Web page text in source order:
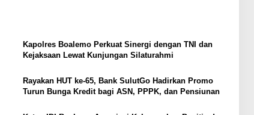
Kapolres Boalemo Perkuat Sinergi dengan TNI dan
Kejaksaan Lewat Kunjungan Silaturahmi
Rayakan HUT ke-65, Bank SulutGo Hadirkan Promo
Turun Bunga Kredit bagi ASN, PPPK, dan Pensiunan